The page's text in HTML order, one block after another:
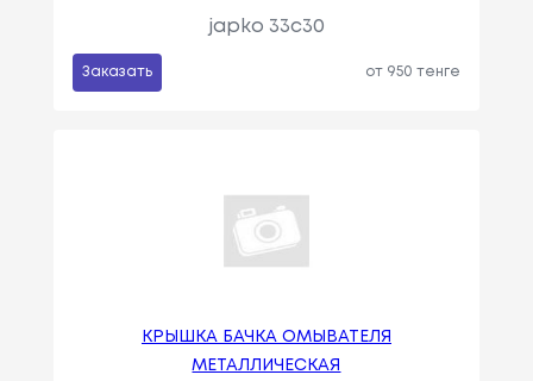
japko 33c30
Заказать от 950 тенге
КРЫШКА БАЧКА ОМЫВАТЕЛЯ
МЕТАЛЛИЧЕСКАЯ